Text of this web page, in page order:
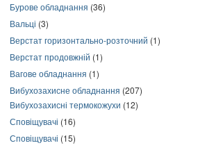
Бурове обладнання (36)
Вальці (3)
Верстат горизонтально-розточний (1)
Верстат продовжній (1)
Вагове обладнання (1)
Вибухозахисне обладнання (207)
Вибухозахисні термокожухи (12)
Сповіщувачі (16)
Сповіщувачі (15)